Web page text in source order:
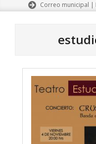
Correo municipal |